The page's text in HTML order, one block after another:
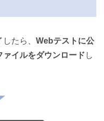
たら、 Webテストに公
イルをダウンロード し